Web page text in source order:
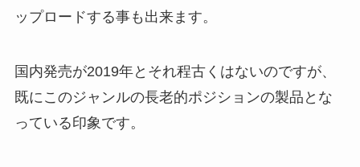
ップロードする事も出来ます。
国内発売が2019年とそれ程古くはないのですが、
既にこのジャンルの長老的ポジションの製品とな
っている印象です。